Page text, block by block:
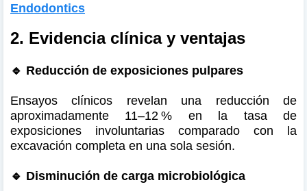
Endodontics
2. Evidencia clínica y ventajas
🔹 Reducción de exposiciones pulpares
Ensayos clínicos revelan una reducción de
aproximadamente 11–12 % en la tasa de
exposiciones involuntarias comparado con la
excavación completa en una sola sesión.
🔹 Disminución de carga microbiológica